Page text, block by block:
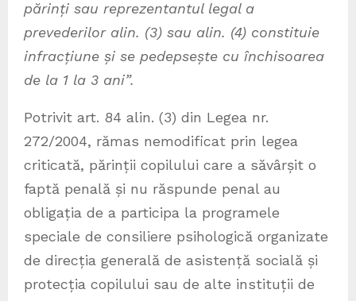
părinți sau reprezentantul legal a
prevederilor alin. (3) sau alin. (4) constituie
infracțiune și se pedepsește cu închisoarea
de la 1 la 3 ani”.
Potrivit art. 84 alin. (3) din Legea nr.
272/2004, rămas nemodificat prin legea
criticată, părinții copilului care a săvârșit o
faptă penală și nu răspunde penal au
obligația de a participa la programele
speciale de consiliere psihologică organizate
de direcția generală de asistență socială și
protecția copilului sau de alte instituții de